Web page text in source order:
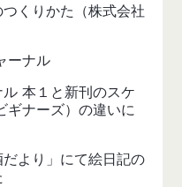
くりかた（株式会社
ーナル
本１と新刊のスケ
ギナーズ）の違いに
より」にて絵日記の